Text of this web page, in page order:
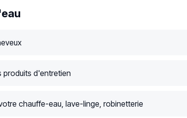
produits d'entretien
chauffe-eau, lave-linge, robinetterie